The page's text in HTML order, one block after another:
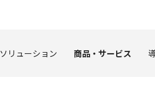
ソリューション 商品・サービス